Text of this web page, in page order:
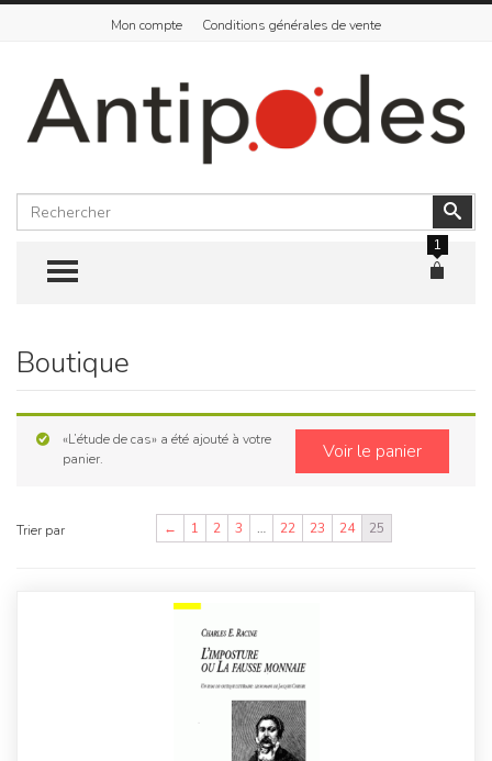
Mon compte Conditions générales de vente
Rechercher
TOGGLE MENU
1
Skip
content
Boutique
Voir le panier
«L’étude de cas» a été ajouté à votre
panier.
Trier par ← 1 2 3 … 22 23 24 25